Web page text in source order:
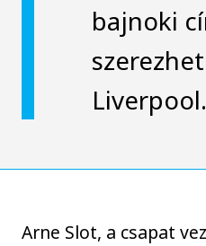
bajnoki
Liverpool.
Arne Slot, a csapat